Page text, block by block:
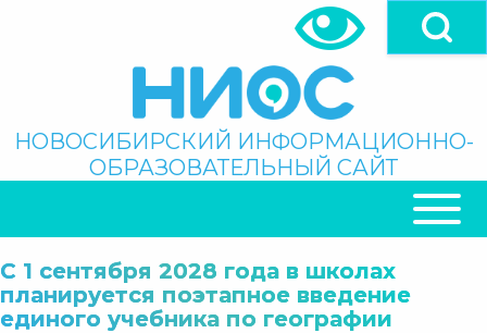
Поиск
НОВОСИБИРСКИЙ ИНФОРМАЦИОННО-
ОБРАЗОВАТЕЛЬНЫЙ САЙТ
НАВИГАЦИЯ
С 1 сентября 2028 года в школах
планируется поэтапное введение
единого учебника по географии